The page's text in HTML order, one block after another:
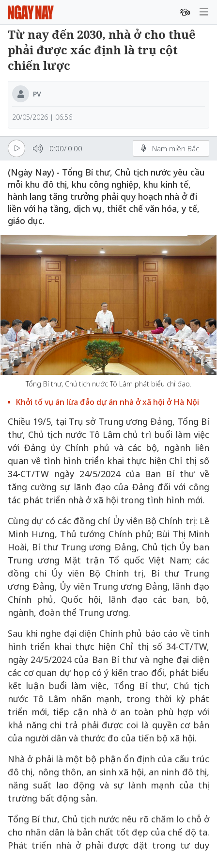
Từ nay đến 2030, nhà ở cho thuê
phải được xác định là trụ cột
chiến lược
PV
20/05/2026 | 06:56
0:00/ 0:00 Nam miền Bắc
(Ngày Nay) - Tổng Bí thư, Chủ tịch nước yêu cầu
mỗi khu đô thị, khu công nghiệp, khu kinh tế,
hành lang tăng trưởng phải quy hoạch nhà ở đi
liền với hạ tầng, dịch vụ, thiết chế văn hóa, y tế,
giáo dục.
Tổng Bí thư, Chủ tịch nước Tô Lâm phát biểu chỉ đạo.
Khởi tố vụ án lừa đảo dự án nhà ở xã hội ở Hà Nội
Chiều 19/5, tại Trụ sở Trung ương Đảng, Tổng Bí
thư, Chủ tịch nước Tô Lâm chủ trì buổi làm việc
với Đảng ủy Chính phủ và các bộ, ngành liên
quan về tình hình triển khai thực hiện Chỉ thị số
34-CT/TW ngày 24/5/2024 của Ban Bí thư về
tăng cường sự lãnh đạo của Đảng đối với công
tác phát triển nhà ở xã hội trong tình hình mới.
Cùng dự có các đồng chí Ủy viên Bộ Chính trị: Lê
Minh Hưng, Thủ tướng Chính phủ; Bùi Thị Minh
Hoài, Bí thư Trung ương Đảng, Chủ tịch Ủy ban
Trung ương Mặt trận Tổ quốc Việt Nam; các
đồng chí Ủy viên Bộ Chính trị, Bí thư Trung
ương Đảng, Ủy viên Trung ương Đảng, lãnh đạo
Chính phủ, Quốc hội, lãnh đạo các ban, bộ,
ngành, đoàn thể Trung ương.
Sau khi nghe đại diện Chính phủ báo cáo về tình
hình triển khai thực hiện Chỉ thị số 34-CT/TW,
ngày 24/5/2024 của Ban Bí thư và nghe đại diện
các cơ quan dự họp có ý kiến trao đổi, phát biểu
kết luận buổi làm việc, Tổng Bí thư, Chủ tịch
nước Tô Lâm nhấn mạnh, trong thời kỳ phát
triển mới, tiếp cận nhà ở an toàn phù hợp với
khả năng chi trả phải được coi là quyền cơ bản
của người dân và thước đo của tiến bộ xã hội.
Nhà ở phải là một bộ phận ổn định của cấu trúc
đô thị, nông thôn, an sinh xã hội, an ninh đô thị,
năng suất lao động và sự lành mạnh của thị
trường bất động sản.
Tổng Bí thư, Chủ tịch nước nêu rõ chăm lo chỗ ở
cho nhân dân là bản chất tốt đẹp của chế độ ta.
Phát triển nhà ở phải được đặt trong tư duy